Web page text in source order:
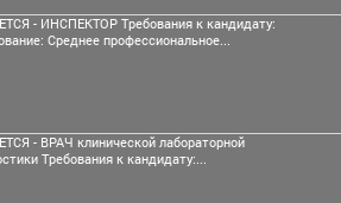
- ИНСПЕКТОР Требования к кандидату:
Среднее профессиональное...
- ВРАЧ клинической лабораторной
Требования к кандидату:...